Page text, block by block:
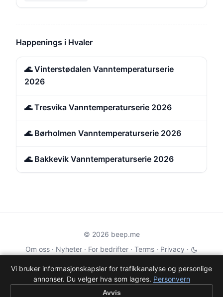
Happenings i Hvaler
🌊 Vinterstødalen Vanntemperaturserie
2026
🌊 Tresvika Vanntemperaturserie 2026
🌊 Børholmen Vanntemperaturserie 2026
🌊 Bakkevik Vanntemperaturserie 2026
© 2026 beep.me
Om oss · Nyheter · For bedrifter · Terms · Privacy ·
·Wikidata·OMDb
Data from TMDB, Wikidata & OMDb. Not endorsed or certified by these
services.
Vi bruker informasjonskapsler for trafikkanalyse og personlige
annonser. Du velger hva som lagres. Personvern
Avvis